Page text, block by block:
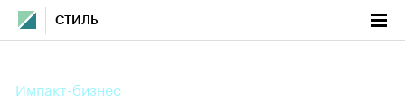
СТИЛЬ
Импакт-бизнес